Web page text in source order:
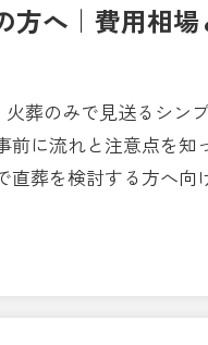
方へ｜費用相
葬のみで見送るシン
前に流れと注意点を知
葬を検討する方へ向